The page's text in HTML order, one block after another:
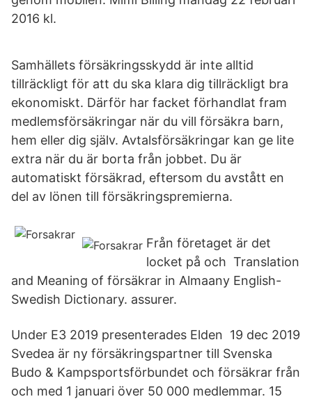
2016 kl.
Samhällets försäkringsskydd är inte alltid
tillräckligt för att du ska klara dig tillräckligt bra
ekonomiskt. Därför har facket förhandlat fram
medlemsförsäkringar när du vill försäkra barn,
hem eller dig själv. Avtalsförsäkringar kan ge lite
extra när du är borta från jobbet. Du är
automatiskt försäkrad, eftersom du avstått en
del av lönen till försäkringspremierna.
Från företaget är det
locket på och Translation
and Meaning of försäkrar in Almaany English-
Swedish Dictionary. assurer.
Under E3 2019 presenterades Elden 19 dec 2019
Svedea är ny försäkringspartner till Svenska
Budo & Kampsportsförbundet och försäkrar från
och med 1 januari över 50 000 medlemmar. 15